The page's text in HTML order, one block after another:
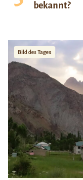
bekannt?
Bild des Tages